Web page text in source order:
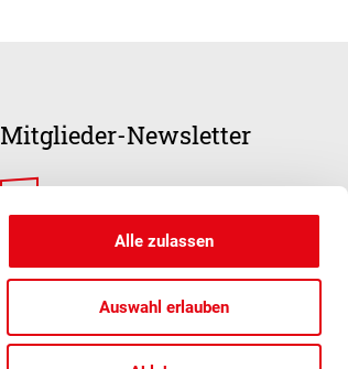
Alle zulassen
Auswahl erlauben
Mitglieder-Newsletter